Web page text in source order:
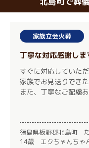
家族立会火葬
丁寧な対応感謝しま
すぐに対応していた
家族でお見送りでき
また、丁寧なご配慮
徳島県板野郡北島町
14歳 エクちゃんちゃ